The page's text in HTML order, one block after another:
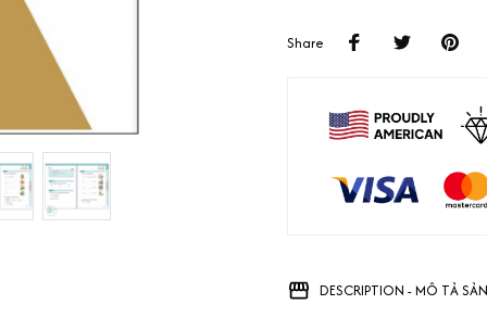
Share
DESCRIPTION - MÔ TẢ